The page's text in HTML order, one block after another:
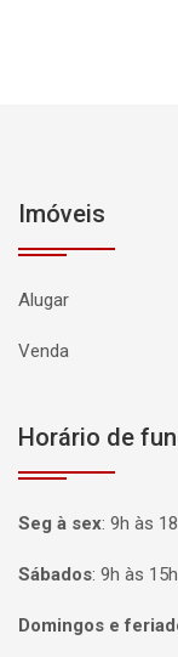
Imóveis
Alugar
Venda
Horário de
Seg à sex: 9h às
Sábados: 9h às 15h
Domingos e